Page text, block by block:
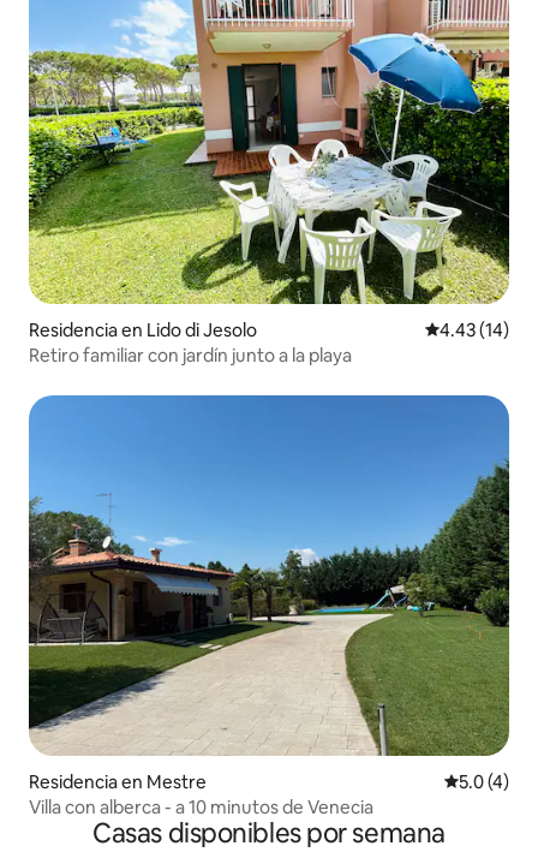
Residencia en Lido di Jesolo Calificación
4.43 (14)
Retiro familiar con jardín junto a la playa
Residencia en Mestre
5.0 (4)
Villa con alberca - a 10 minutos de Venecia
Casas disponibles por semana